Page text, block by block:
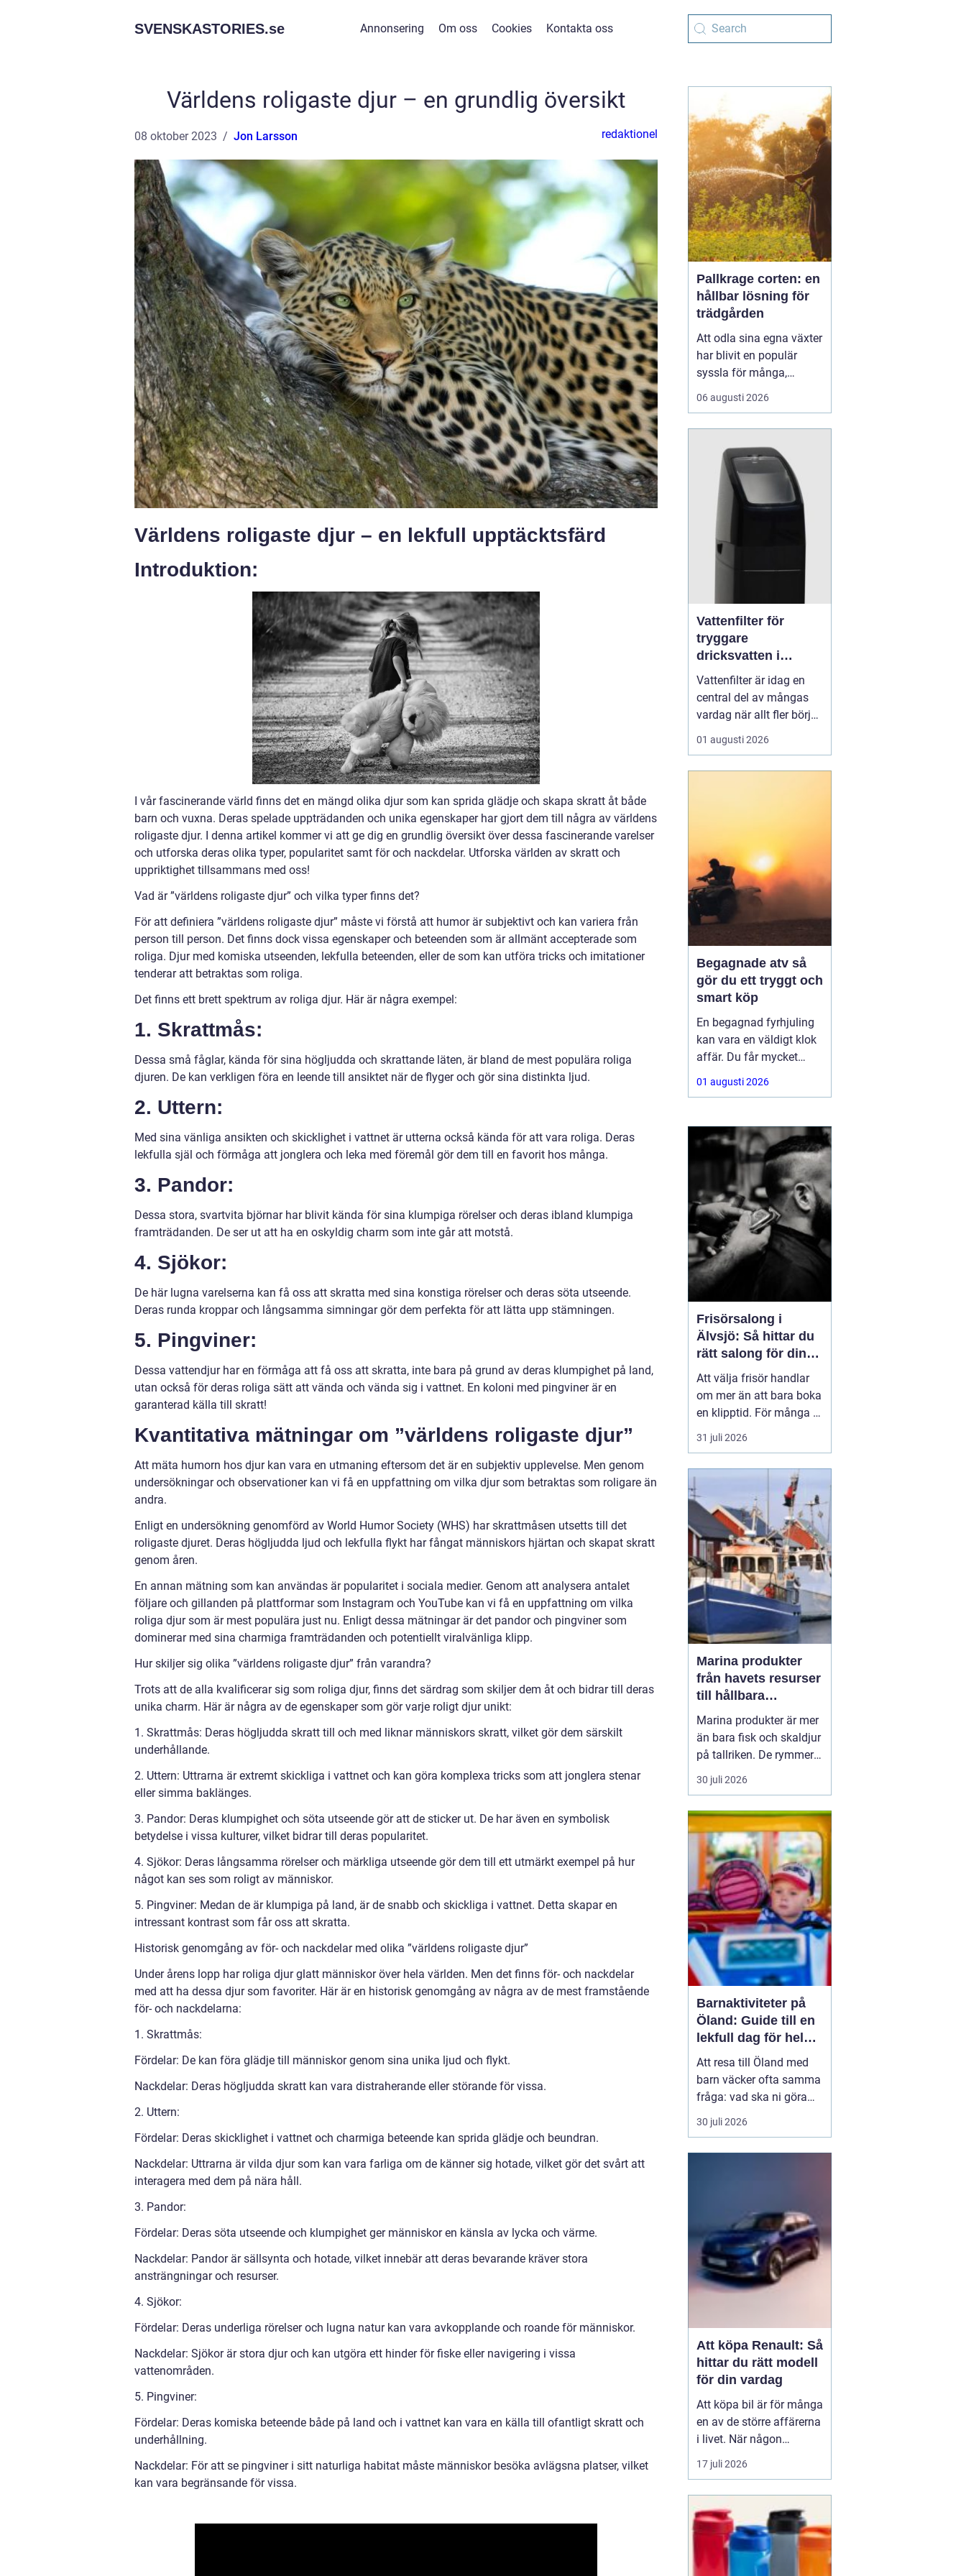
SVENSKASTORIES.se Annonsering Om oss Cookies Kontakta oss
Världens roligaste djur – en grundlig översikt
08 oktober 2023 Jon Larsson redaktionel
Världens roligaste djur – en lekfull upptäcktsfärd
Introduktion:
I vår fascinerande värld finns det en mängd olika djur som kan sprida glädje och skapa skratt åt både
barn och vuxna. Deras spelade uppträdanden och unika egenskaper har gjort dem till några av världens
roligaste djur. I denna artikel kommer vi att ge dig en grundlig översikt över dessa fascinerande varelser
och utforska deras olika typer, popularitet samt för och nackdelar. Utforska världen av skratt och
uppriktighet tillsammans med oss!
Vad är ”världens roligaste djur” och vilka typer finns det?
För att definiera ”världens roligaste djur” måste vi förstå att humor är subjektivt och kan variera från
person till person. Det finns dock vissa egenskaper och beteenden som är allmänt accepterade som
roliga. Djur med komiska utseenden, lekfulla beteenden, eller de som kan utföra tricks och imitationer
tenderar att betraktas som roliga.
Det finns ett brett spektrum av roliga djur. Här är några exempel:
1. Skrattmås:
Dessa små fåglar, kända för sina högljudda och skrattande läten, är bland de mest populära roliga
djuren. De kan verkligen föra en leende till ansiktet när de flyger och gör sina distinkta ljud.
2. Uttern:
Med sina vänliga ansikten och skicklighet i vattnet är utterna också kända för att vara roliga. Deras
lekfulla själ och förmåga att jonglera och leka med föremål gör dem till en favorit hos många.
3. Pandor:
Dessa stora, svartvita björnar har blivit kända för sina klumpiga rörelser och deras ibland klumpiga
framträdanden. De ser ut att ha en oskyldig charm som inte går att motstå.
4. Sjökor:
De här lugna varelserna kan få oss att skratta med sina konstiga rörelser och deras söta utseende.
Deras runda kroppar och långsamma simningar gör dem perfekta för att lätta upp stämningen.
5. Pingviner:
Dessa vattendjur har en förmåga att få oss att skratta, inte bara på grund av deras klumpighet på land,
utan också för deras roliga sätt att vända och vända sig i vattnet. En koloni med pingviner är en
garanterad källa till skratt!
Kvantitativa mätningar om ”världens roligaste djur”
Att mäta humorn hos djur kan vara en utmaning eftersom det är en subjektiv upplevelse. Men genom
undersökningar och observationer kan vi få en uppfattning om vilka djur som betraktas som roligare än
andra.
Enligt en undersökning genomförd av World Humor Society (WHS) har skrattmåsen utsetts till det
roligaste djuret. Deras högljudda ljud och lekfulla flykt har fångat människors hjärtan och skapat skratt
genom åren.
En annan mätning som kan användas är popularitet i sociala medier. Genom att analysera antalet
följare och gillanden på plattformar som Instagram och YouTube kan vi få en uppfattning om vilka
roliga djur som är mest populära just nu. Enligt dessa mätningar är det pandor och pingviner som
dominerar med sina charmiga framträdanden och potentiellt viralvänliga klipp.
Hur skiljer sig olika ”världens roligaste djur” från varandra?
Trots att de alla kvalificerar sig som roliga djur, finns det särdrag som skiljer dem åt och bidrar till deras
unika charm. Här är några av de egenskaper som gör varje roligt djur unikt:
1. Skrattmås: Deras högljudda skratt till och med liknar människors skratt, vilket gör dem särskilt
underhållande.
2. Uttern: Uttrarna är extremt skickliga i vattnet och kan göra komplexa tricks som att jonglera stenar
eller simma baklänges.
3. Pandor: Deras klumpighet och söta utseende gör att de sticker ut. De har även en symbolisk
betydelse i vissa kulturer, vilket bidrar till deras popularitet.
4. Sjökor: Deras långsamma rörelser och märkliga utseende gör dem till ett utmärkt exempel på hur
något kan ses som roligt av människor.
5. Pingviner: Medan de är klumpiga på land, är de snabb och skickliga i vattnet. Detta skapar en
intressant kontrast som får oss att skratta.
Historisk genomgång av för- och nackdelar med olika ”världens roligaste djur”
Under årens lopp har roliga djur glatt människor över hela världen. Men det finns för- och nackdelar
med att ha dessa djur som favoriter. Här är en historisk genomgång av några av de mest framstående
för- och nackdelarna:
1. Skrattmås:
Fördelar: De kan föra glädje till människor genom sina unika ljud och flykt.
Nackdelar: Deras högljudda skratt kan vara distraherande eller störande för vissa.
2. Uttern:
Fördelar: Deras skicklighet i vattnet och charmiga beteende kan sprida glädje och beundran.
Nackdelar: Uttrarna är vilda djur som kan vara farliga om de känner sig hotade, vilket gör det svårt att
interagera med dem på nära håll.
3. Pandor:
Fördelar: Deras söta utseende och klumpighet ger människor en känsla av lycka och värme.
Nackdelar: Pandor är sällsynta och hotade, vilket innebär att deras bevarande kräver stora
ansträngningar och resurser.
4. Sjökor:
Fördelar: Deras underliga rörelser och lugna natur kan vara avkopplande och roande för människor.
Nackdelar: Sjökor är stora djur och kan utgöra ett hinder för fiske eller navigering i vissa
vattenområden.
5. Pingviner:
Fördelar: Deras komiska beteende både på land och i vattnet kan vara en källa till ofantligt skratt och
underhållning.
Nackdelar: För att se pingviner i sitt naturliga habitat måste människor besöka avlägsna platser, vilket
kan vara begränsande för vissa.
Pallkrage corten: en
hållbar lösning för
trädgården
Att odla sina egna växter
har blivit en populär
syssla för många,
oavsett om det handlar
om att ha en prunkande
balkongträdgård i stan.
En av de mest effektiva
och este...
06 augusti 2026
Vattenfilter för
tryggare
dricksvatten i
vardagen
Vattenfilter är idag en
central del av mångas
vardag när allt fler börjar
fundera på kvaliteten på
vattnet som kommer ur
hårt vat...
01 augusti 2026
Begagnade atv så
gör du ett tryggt och
smart köp
En begagnad fyrhjuling
kan vara en väldigt klok
affär. Du får mycket
funktion för pengarna
och slipper den största
ofta kommer direkt när
en maskin är ny.
Samtidigt kräver ett
andrahandsköp mer
eftertanke. Den som vill
köpa
01 augusti 2026
Frisörsalong i
Älvsjö: Så hittar du
rätt salong för din
stil och vardag
Att välja frisör handlar
om mer än att bara boka
en klipptid. För många är
frisörbesöket en paus i
vardagen, en chans att
känna sig mer som sig
själv. I Älvsjö fi...
31 juli 2026
Marina produkter
från havets resurser
till hållbara
upplevelser
Marina produkter är mer
än bara fisk och skaldjur
på tallriken. De rymmer
allt från mat och hälsa
till friluftsliv, kultur och
områden spelar havet en
central roll för både
ekonomi och livskvalitet.
När fler söker sig mot
nat...
30 juli 2026
Barnaktiviteter på
Öland: Guide till en
lekfull dag för hela
familjen
Att resa till Öland med
barn väcker ofta samma
fråga: vad ska ni göra
för att alla ska trivas,
oavsett ålder och
30 juli 2026
Att köpa Renault: Så
hittar du rätt modell
för din vardag
Att köpa bil är för många
en av de större affärerna
i livet. När någon
funderar på att köpa
Renault Skåne
17 juli 2026